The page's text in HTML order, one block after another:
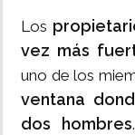
Los
vez más
uno de los
ventana
dos hombres